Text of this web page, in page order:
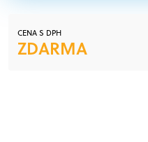
CENA S DPH
ZDARMA